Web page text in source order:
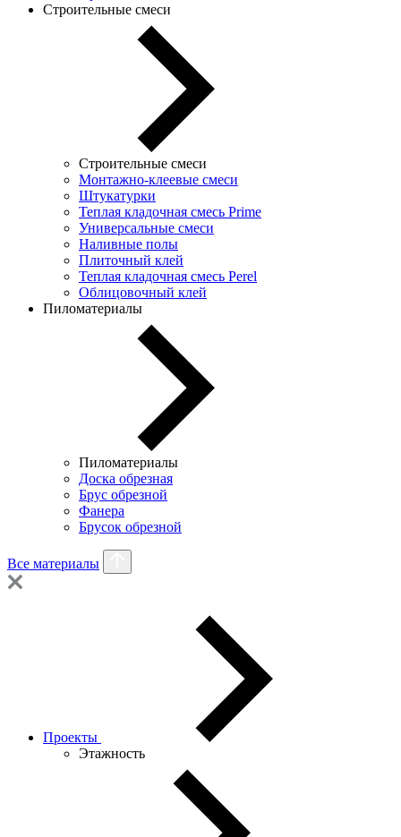
Строительные смеси
Строительные смеси
Монтажно-клеевые смеси
Штукатурки
Теплая кладочная смесь Prime
Универсальные смеси
Наливные полы
Плиточный клей
Теплая кладочная смесь Perel
Облицовочный клей
Пиломатериалы
Пиломатериалы
Доска обрезная
Брус обрезной
Фанера
Брусок обрезной
Все материалы
Проекты
Этажность